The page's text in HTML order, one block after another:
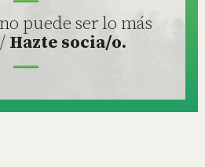
puede ser lo más
Hazte socia/o.